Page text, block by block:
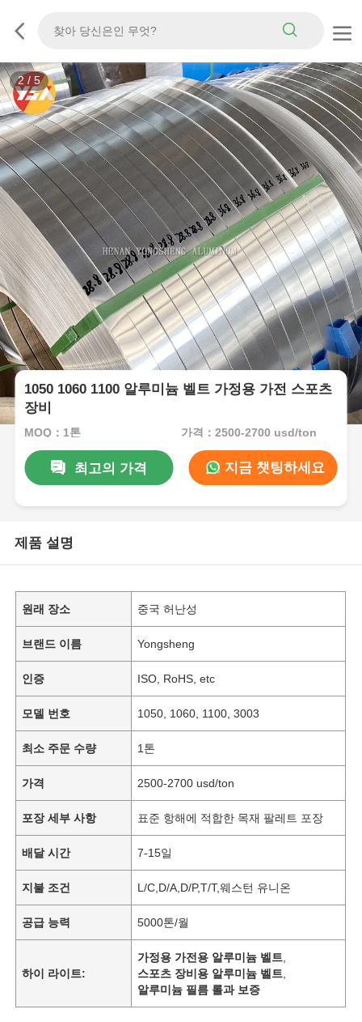
3 / 5
1050 1060 1100 알루미늄 벨트 가정용 가전 스포츠
장비
MOQ：1톤 가격：2500-2700 usd/ton
최고의 가격 지금 챗팅하세요
제품 설명
원래 장소 중국 허난성
브랜드 이름 Yongsheng
인증 ISO, RoHS, etc
모델 번호 1050, 1060, 1100, 3003
최소 주문 수량 1톤
가격 2500-2700 usd/ton
포장 세부 사항 표준 항해에 적합한 목재 팔레트 포장
배달 시간 7-15일
지불 조건 L/C,D/A,D/P,T/T,웨스턴 유니온
공급 능력 5000톤/월
하이 라이트:
가정용 가전용 알루미늄 벨트
스포츠 장비용 알루미늄 벨트
알루미늄 필름 롤과 보증